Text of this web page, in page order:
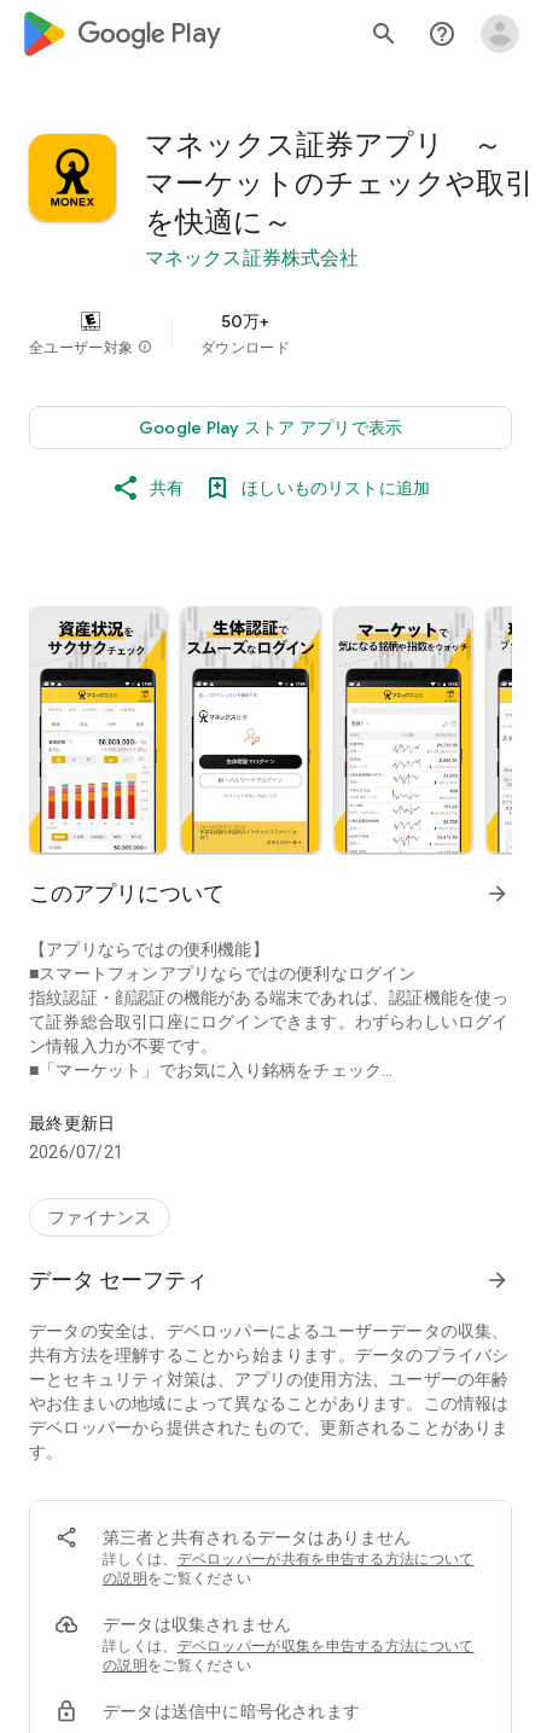
google_logo Play search help_outline
マネックス証券アプリ ～
マーケットのチェックや取引
を快適に～
マネックス証券株式会社
全ユーザー対象 info
50万+
ダウンロード
Google Play ストア アプリで表示
共有 ほしいものリストに追加
このアプリについて arrow_forward
【アプリならではの便利機能】
■スマートフォンアプリならではの便利なログイン
指紋認証・顔認証の機能がある端末であれば、認証機能を使っ
て証券総合取引口座にログインできます。わずらわしいログイ
ン情報入力が不要です。
■「マーケット」でお気に入り銘柄をチェック
マーケットボードでお気に入りの銘柄や指数を素早くチェック
できます。
の評価を確認頂けます。
■メニューを自由にカスタマイズ
や、市況レポート、保有残高の確認や、入出金など多数のメニ
よく使う機能をお気に入りに登録することで、スムーズにアク
セスできます。
【アプリで利用できる機能】
・マーケット情報（国内・海外市況、為替情報、株価、チャー
ト、ニュース等） ※1
・市況レポート ※2
・資産管理サポート（MONEX VISION、MONEX VIEW β）
・入出金
・国内株式、国内ETF、新規公開（IPO）
・信用取引
・外貨建てMMF
・おまかせ運用（ON COMPASS、マネックスアドバイザー）
・一般NISA、つみたてNISA
※1 一部の情報は、ログインしなくてもご利用できます。
最終更新日
2026/07/21
ファイナンス
データ セーフティ arrow_forward
データの安全は、デベロッパーによるユーザーデータの収集、
共有方法を理解することから始まります。データのプライバシ
ーとセキュリティ対策は、アプリの使用方法、ユーザーの年齢
やお住まいの地域によって異なることがあります。この情報は
デベロッパーから提供されたもので、更新されることがありま
す。
第三者と共有されるデータはありません
詳しくは、 デベロッパーが共有を申告する方法について
の説明 をご覧ください
データは収集されません
詳しくは、 デベロッパーが収集を申告する方法について
の説明 をご覧ください
データは送信中に暗号化されます